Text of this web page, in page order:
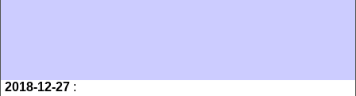
2018-12-27 :